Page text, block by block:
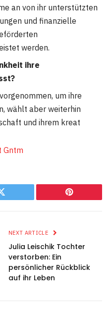
an von ihr unterstützten
und finanzielle
werden.
ihre
um ihre
wählt aber weiterhin
und ihrem kreat
Gntm
Twitter Pinterest
NEXT ARTICLE
Julia Leischik Tochter
verstorben: Ein
persönlicher Rückblick
auf ihr Leben